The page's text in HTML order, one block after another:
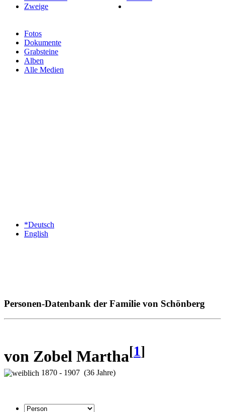
Fotos
Dokumente
Grabsteine
Alben
Alle Medien
Zweige
*Deutsch
English
Personen-Datenbank der Familie von Schönberg
von Zobel Martha[1]
1870 - 1907 (36 Jahre)